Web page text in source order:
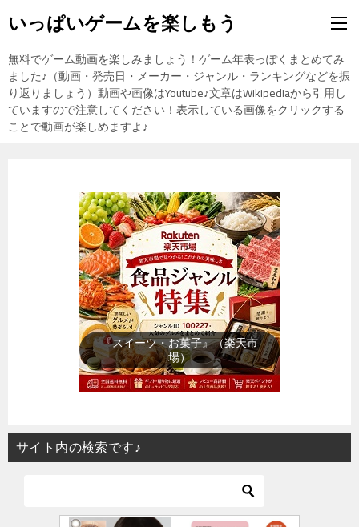
いっぱいゲームを楽しもう
無料でゲーム動画を楽しみましょう！ゲーム年表っぽくまとめてみ
ました♪（動画・発売日・メーカー・ジャンル・ランキングなどを振
り返りましょう）動画や画像はYoutube♪文章はWikipediaから引用し
ていますので注意してください！表示している画像をクリックする
ことで動画が楽しめますよ♪
『スイーツ・お菓子』（楽天市
場）
サイト内の検索です♪